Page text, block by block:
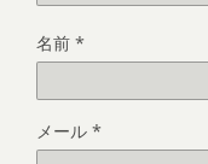
名前 *
メール *